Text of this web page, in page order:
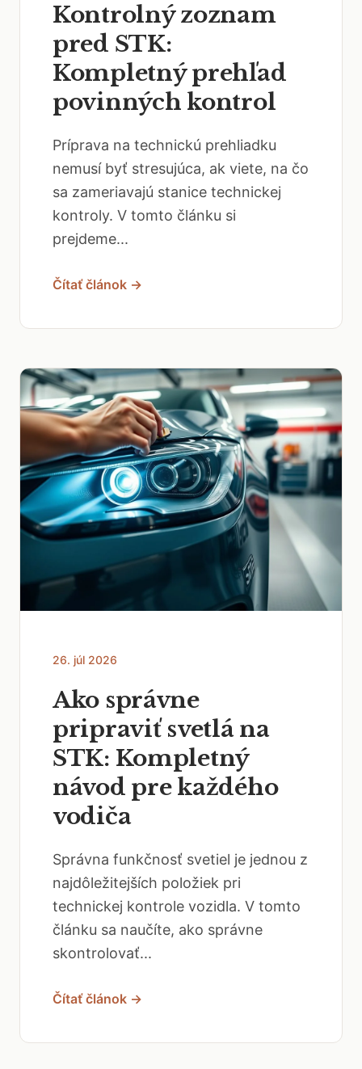
Kontrolný zoznam
pred STK:
Kompletný prehľad
povinných kontrol
Príprava na technickú prehliadku
nemusí byť stresujúca, ak viete, na čo
sa zameriavajú stanice technickej
kontroly. V tomto článku si
prejdeme...
Čítať článok →
26. júl 2026
Ako správne
pripraviť svetlá na
STK: Kompletný
návod pre každého
vodiča
Správna funkčnosť svetiel je jednou z
najdôležitejších položiek pri
technickej kontrole vozidla. V tomto
článku sa naučíte, ako správne
skontrolovať...
Čítať článok →